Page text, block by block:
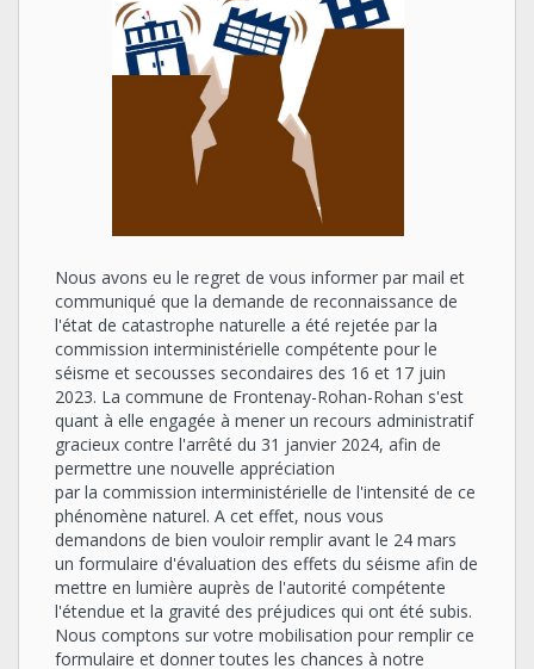
Nous avons eu le regret de vous informer par mail et
communiqué que la demande de reconnaissance de
l'état de catastrophe naturelle a été rejetée par la
commission interministérielle compétente pour le
séisme et secousses secondaires des 16 et 17 juin
2023. La commune de Frontenay-Rohan-Rohan s'est
quant à elle engagée à mener un recours administratif
gracieux contre l'arrêté du 31 janvier 2024, afin de
permettre une nouvelle appréciation
par la commission interministérielle de l'intensité de ce
phénomène naturel. A cet effet, nous vous
demandons de bien vouloir remplir avant le 24 mars
un formulaire d'évaluation des effets du séisme afin de
mettre en lumière auprès de l'autorité compétente
l'étendue et la gravité des préjudices qui ont été subis.
Nous comptons sur votre mobilisation pour remplir ce
formulaire et donner toutes les chances à notre